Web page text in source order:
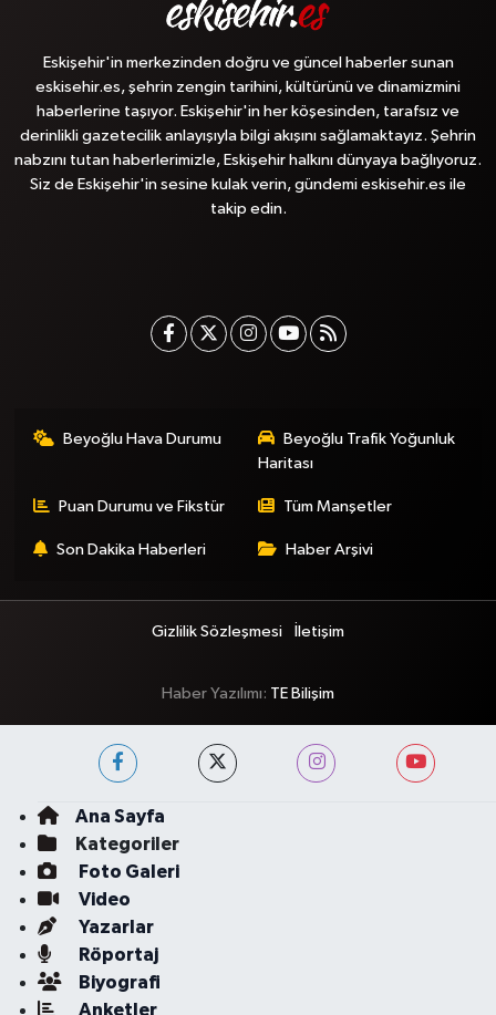
Eskişehir'in merkezinden doğru ve güncel haberler sunan
eskisehir.es, şehrin zengin tarihini, kültürünü ve dinamizmini
haberlerine taşıyor. Eskişehir'in her köşesinden, tarafsız ve
derinlikli gazetecilik anlayışıyla bilgi akışını sağlamaktayız. Şehrin
nabzını tutan haberlerimizle, Eskişehir halkını dünyaya bağlıyoruz.
Siz de Eskişehir'in sesine kulak verin, gündemi eskisehir.es ile
takip edin.
Beyoğlu Hava Durumu
Beyoğlu Trafik Yoğunluk
Haritası
Puan Durumu ve Fikstür Tüm Manşetler
Son Dakika Haberleri Haber Arşivi
Gizlilik Sözleşmesi İletişim
Haber Yazılımı: TE Bilişim
Ana Sayfa
Kategoriler
Foto Galeri
Video
Yazarlar
Röportaj
Biyografi
Anketler